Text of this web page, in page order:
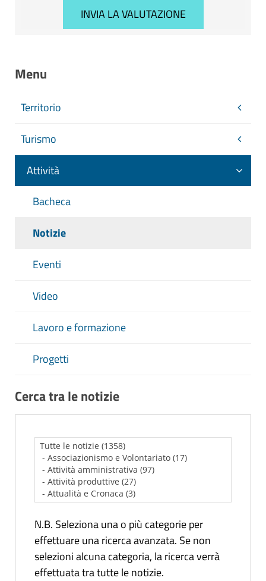
Menu
Territorio
Turismo
Attività
Bacheca
Notizie
Eventi
Video
Lavoro e formazione
Progetti
Cerca tra le notizie
N.B. Seleziona una o più categorie per
effettuare una ricerca avanzata. Se non
selezioni alcuna categoria, la ricerca verrà
effettuata tra tutte le notizie.